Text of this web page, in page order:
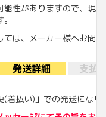
性がありますので、現
は、メーカー様へお問
発送詳細 支払
(着払い)」での発送になり